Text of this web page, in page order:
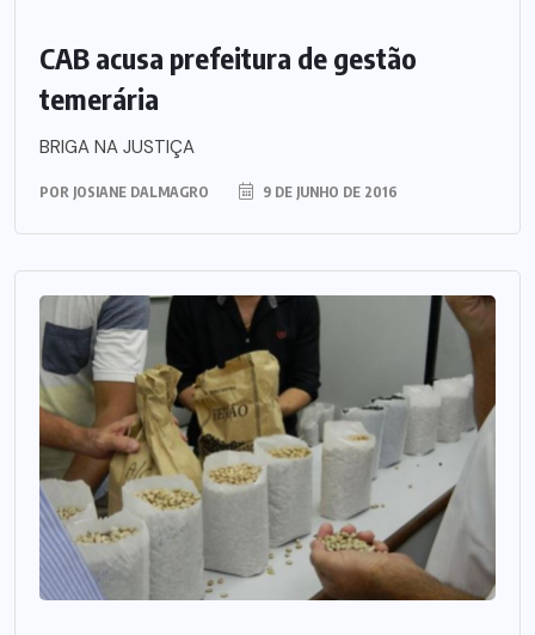
CAB acusa prefeitura de gestão
temerária
BRIGA NA JUSTIÇA
POR JOSIANE DALMAGRO 9 DE JUNHO DE 2016